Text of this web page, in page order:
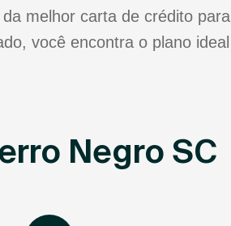
melhor carta de crédito para
você encontra o plano ideal
Negro SC